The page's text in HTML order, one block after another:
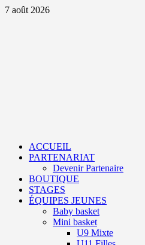
Aller
7 août 2026
ACCUEIL
PARTENARIAT
Devenir Partenaire
BOUTIQUE
STAGES
ÉQUIPES JEUNES
Baby basket
Mini basket
U9 Mixte